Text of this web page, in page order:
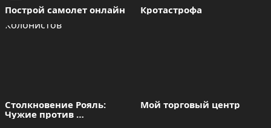
Построй самолет онлайн Кротастрофа
Столкновение Рояль:
Чужие против
Мой торговый центр